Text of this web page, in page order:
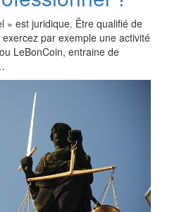
» est juridique. Être qualifié de
par exemple une activité
LeBonCoin, entraine de